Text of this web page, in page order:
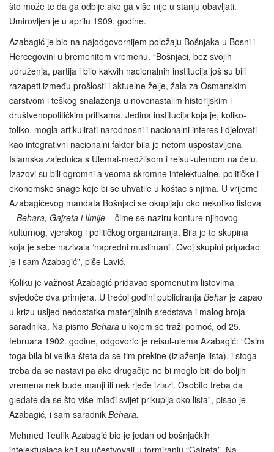
što može te da ga odbije ako ga više nije u stanju obavljati.
Umirovljen je u aprilu 1909. godine.
Azabagić je bio na najodgovornijem položaju Bošnjaka u Bosni i
Hercegovini u bremenitom vremenu. “Bošnjaci, bez svojih
udruženja, partija i bilo kakvih nacionalnih institucija još su bili
razapeti između prošlosti i aktuelne želje, žala za Osmanskim
carstvom i teškog snalaženja u novonastalim historijskim i
društvenopolitičkim prilikama. Jedina institucija koja je, koliko-
toliko, mogla artikulirati narodnosni i nacionalni interes i djelovati
kao integrativni nacionalni faktor bila je netom uspostavljena
Islamska zajednica s Ulemai-medžlisom i reisul-ulemom na čelu.
Izazovi su bili ogromni a veoma skromne intelektualne, političke i
ekonomske snage koje bi se uhvatile u koštac s njima. U vrijeme
Azabagićevog mandata Bošnjaci se okupljaju oko nekoliko listova
– Behara, Gajreta i Ilmije – čime se naziru konture njihovog
kulturnog, vjerskog i političkog organiziranja. Bila je to skupina
koja je sebe nazivala ‘napredni muslimani’. Ovoj skupini pripadao
je i sam Azabagić”, piše Lavić.
Koliku je važnost Azabagić pridavao spomenutim listovima
svjedoče dva primjera. U trećoj godini publiciranja Beharje zapao
u krizu usljed nedostatka materijalnih sredstava i malog broja
saradnika. Na pismo Behara u kojem se traži pomoć, od 25.
februara 1902. godine, odgovorio je reisul-ulema Azabagić: “Osim
toga bila bi velika šteta da se tim prekine (izlaženje lista), i stoga
treba da se nastavi pa ako drugačije ne bi moglo biti do boljih
vremena nek bude manji ili nek rjeđe izlazi. Osobito treba da
gledate da se što više mlađi svijet prikuplja oko lista”, pisao je
Azabagić, i sam saradnik Behara.
Mehmed Teufik Azabagić bio je jedan od bošnjačkih
intelektualaca koji su učestvovali u formiranju “Gajreta”. Na